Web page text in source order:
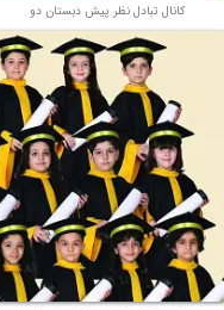
کانال تبادل نظر پیش دبستان دو